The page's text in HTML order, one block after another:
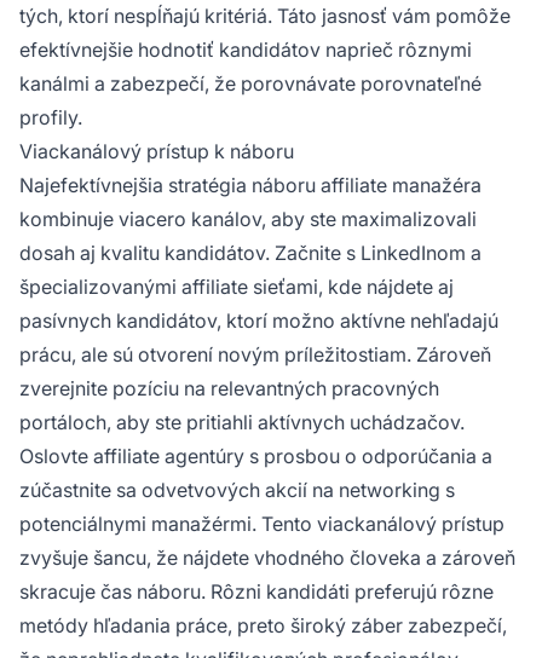
tých, ktorí nespĺňajú kritériá. Táto jasnosť vám pomôže
efektívnejšie hodnotiť kandidátov naprieč rôznymi
kanálmi a zabezpečí, že porovnávate porovnateľné
profily.
Viackanálový prístup k náboru
Najefektívnejšia stratégia náboru affiliate manažéra
kombinuje viacero kanálov, aby ste maximalizovali
dosah aj kvalitu kandidátov. Začnite s LinkedInom a
špecializovanými affiliate sieťami, kde nájdete aj
pasívnych kandidátov, ktorí možno aktívne nehľadajú
prácu, ale sú otvorení novým príležitostiam. Zároveň
zverejnite pozíciu na relevantných pracovných
portáloch, aby ste pritiahli aktívnych uchádzačov.
Oslovte affiliate agentúry s prosbou o odporúčania a
zúčastnite sa odvetvových akcií na networking s
potenciálnymi manažérmi. Tento viackanálový prístup
zvyšuje šancu, že nájdete vhodného človeka a zároveň
skracuje čas náboru. Rôzni kandidáti preferujú rôzne
metódy hľadania práce, preto široký záber zabezpečí,